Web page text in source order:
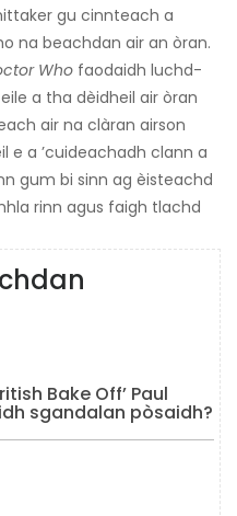
gu cinnteach a
na beachdan air an òran.
Who faodaidh luchd-
a tha dèidheil air òran
air na clàran airson
e a ’cuideachadh clann a
gum bi sinn ag èisteachd
rinn agus faigh tlachd
Bake Off’ Paul
sgandalan pòsaidh?